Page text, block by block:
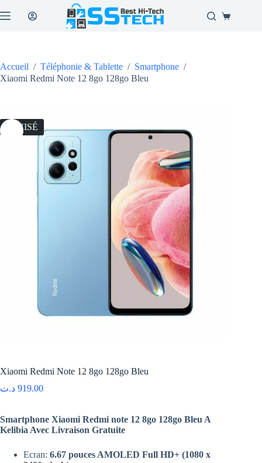
au
Panier
Accueil / Téléphonie & Tablette / Smartphone /
Xiaomi Redmi Note 12 8go 128go Bleu
ÉPUISÉ
Xiaomi Redmi Note 12 8go 128go Bleu
919.00 د.ت
Smartphone Xiaomi Redmi note 12 8go 128go Bleu A
Kelibia Avec Livraison Gratuite
Ecran: 6.67 pouces AMOLED Full HD+ (1080 x